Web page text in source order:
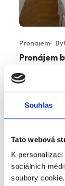
Souhlas
Tato webová
K
sociálních
soubory
Pronájem
Typ nabídky
Pronájem
Typ
funkce
parkování
cena
49 000 Kč